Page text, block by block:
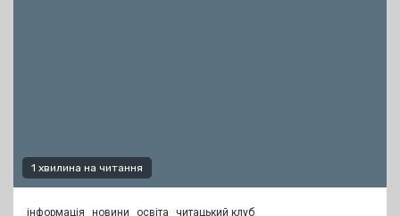
1 хвилина на читання
інформація новини освіта читацький клуб